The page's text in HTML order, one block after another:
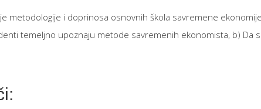
metodologije i doprinosa osnovnih škola savremene
temeljno upoznaju metode savremenih ekonomista, b) Da